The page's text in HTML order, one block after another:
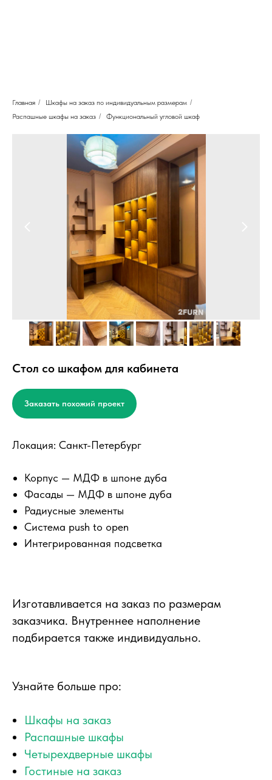
Главная / Шкафы на заказ по индивидуальным размерам /
Распашные шкафы на заказ / Функциональный угловой шкаф
Стол со шкафом для кабинета
Заказать похожий проект
Локация: Санкт-Петербург
Корпус — МДФ в шпоне дуба
Фасады — МДФ в шпоне дуба
Радиусные элементы
Система push to open
Интегрированная подсветка
Изготавливается на заказ по размерам
заказчика. Внутреннее наполнение
подбирается также индивидуально.
Узнайте больше про:
Шкафы на заказ
Распашные шкафы
Четырехдверные шкафы
Гостиные на заказ